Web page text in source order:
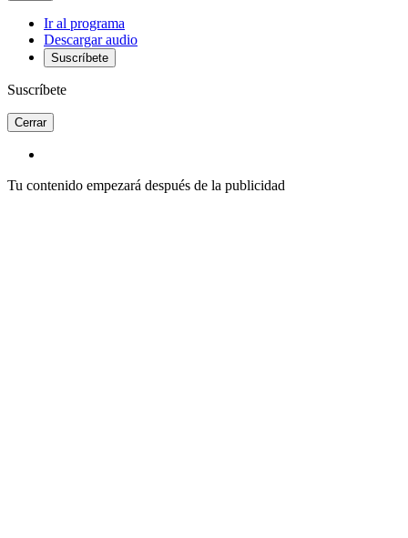
Ir al programa
Descargar audio
Suscríbete
Suscríbete
Cerrar
Tu contenido empezará después de la publicidad